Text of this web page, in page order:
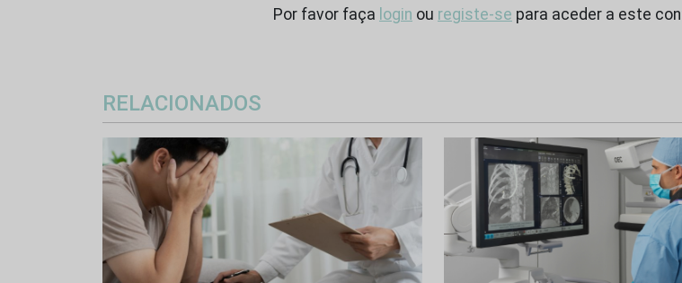
Por favor faça login ou registe-se para aceder a este
RELACIONADOS